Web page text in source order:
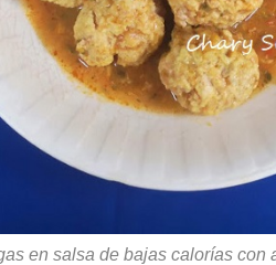
en salsa de bajas calorías con